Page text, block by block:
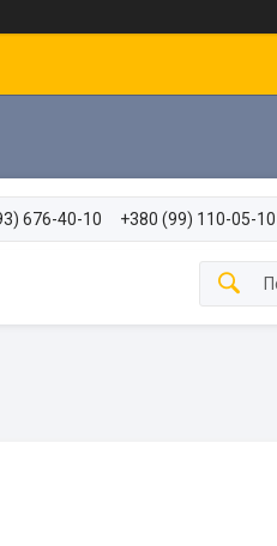
676-40-10 +380 (99) 110-05-10